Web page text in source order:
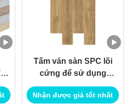
Tấm ván sàn SPC lõi
cứng để sử dụng
trang trí nội ngoại thất
Nhận được giá tốt nhất